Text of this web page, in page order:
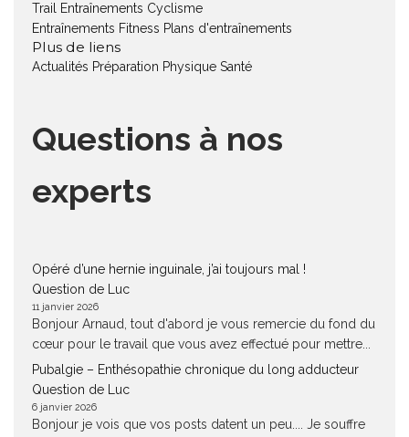
Trail
Entraînements Cyclisme
Entraînements Fitness Plans d'entraînements
Plus de liens
Actualités Préparation Physique Santé
Questions à nos
experts
Opéré d’une hernie inguinale, j’ai toujours mal !
Question de Luc
11 janvier 2026
Bonjour Arnaud, tout d'abord je vous remercie du fond du
cœur pour le travail que vous avez effectué pour mettre...
Pubalgie – Enthésopathie chronique du long adducteur
Question de Luc
6 janvier 2026
Bonjour je vois que vos posts datent un peu.... Je souffre